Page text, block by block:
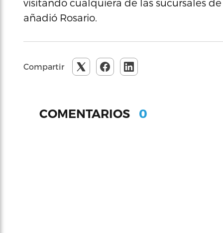
visitando cualquiera de las sucursales
añadió Rosario.
Compartir
COMENTARIOS 0